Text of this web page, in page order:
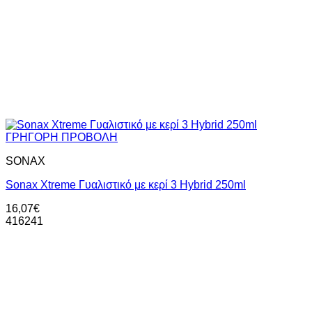
ΓΡΗΓΟΡΗ ΠΡΟΒΟΛΗ
SONAX
Sonax Xtreme Γυαλιστικό με κερί 3 Hybrid 250ml
16,07€
416241